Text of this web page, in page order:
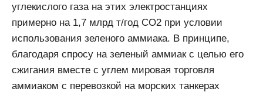
углекислого газа на этих электростанциях
примерно на 1,7 млрд т/год CO2 при условии
использования зеленого аммиака. В принципе,
благодаря спросу на зеленый аммиак с целью его
сжигания вместе с углем мировая торговля
аммиаком с перевозкой на морских танкерах